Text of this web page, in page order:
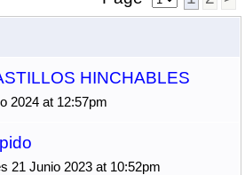
HINCHABLES
2024 at 12:57pm
21 Junio 2023 at 10:52pm